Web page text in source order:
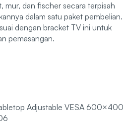
mur, dan fischer secara terpisah
dalam satu paket pembelian.
dengan bracket TV ini untuk
pemasangan.
Adjustable VESA 600×400